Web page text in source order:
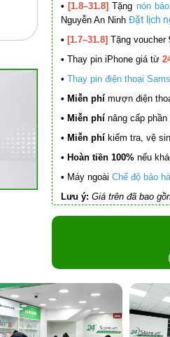
• [1.8–31.8] Tặng nón
Nguyễn An Ninh Đặt lịch
• [1.7–31.8] Tặng voucher
• Thay pin iPhone giá từ
• Thay pin điện thoại
• Miễn phí mượn điện
• Miễn phí nâng cấp phần
• Miễn phí kiểm tra, vệ
• Hoàn tiền 100% nếu
• Máy ngoài Chế độ bảo
Lưu ý: Giá trên đã bao